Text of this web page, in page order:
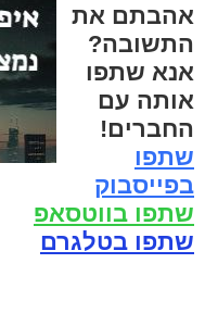
אהבתם את
התשובה?
אנא שתפו
אותה עם
החברים!
שתפו
בפייסבוק
שתפו בווטסאפ
שתפו בטלגרם